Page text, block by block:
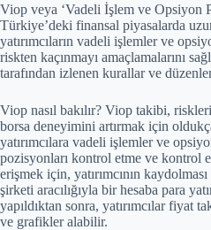
Viop veya ‘Vadeli İşlem ve Opsiyon
Türkiye’deki finansal piyasalarda
yatırımcıların vadeli işlemler ve
riskten kaçınmayı amaçlamalarını
tarafından izlenen kurallar ve
Viop nasıl bakılır? Viop takibi,
borsa deneyimini artırmak için
yatırımcılara vadeli işlemler ve
pozisyonları kontrol etme ve kontrol
erişmek için, yatırımcının
şirketi aracılığıyla bir hesaba para
yapıldıktan sonra, yatırımcılar fiyat
ve grafikler alabilir.